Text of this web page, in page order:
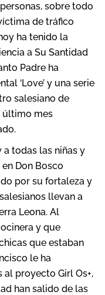
sobre todo
de tráfico
ha tenido la
a Su Santidad
Padre ha
‘Love’ y una serie
salesiano de
último mes
a todas las niñas y
Don Bosco
por su fortaleza y
llevan a
Leona. Al
y que
que estaban
le ha
al proyecto Girl Os+,
han salido de las